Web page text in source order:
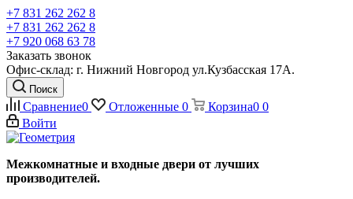
+7 831 262 262 8
+7 831 262 262 8
+7 920 068 63 78
Заказать звонок
Офис-склад: г. Нижний Новгород ул.Кузбасская 17А.
Поиск
Сравнение0 Отложенные 0 Корзина0 0
Войти
Межкомнатные и входные двери от лучших
производителей.